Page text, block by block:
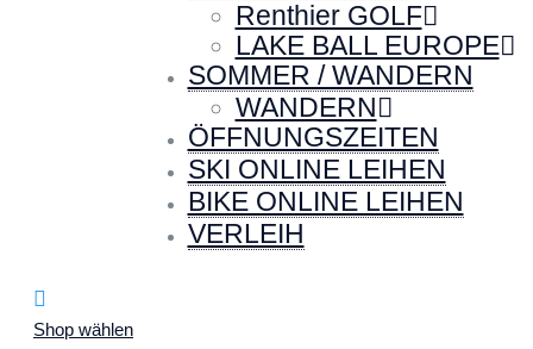
Renthier GOLF
LAKE BALL EUROPE
SOMMER / WANDERN
WANDERN
ÖFFNUNGSZEITEN
SKI ONLINE LEIHEN
BIKE ONLINE LEIHEN
VERLEIH
Shop wählen